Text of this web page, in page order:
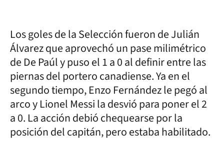
Los goles de la Selección fueron de Julián
Álvarez que aprovechó un pase milimétrico
de De Paúl y puso el 1 a 0 al definir entre las
piernas del portero canadiense. Ya en el
segundo tiempo, Enzo Fernández le pegó al
arco y Lionel Messi la desvió para poner el 2
a 0. La acción debió chequearse por la
posición del capitán, pero estaba habilitado.